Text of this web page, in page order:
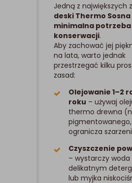
Jedną z największych
deski Thermo Sosna
minimalna potrzeba
konserwacji.
Aby zachować jej
na lata, warto jednak
przestrzegać kilku
zasad:
Olejowanie 1–2
roku – używaj
thermo drewna
ogranicza
Czyszczenie
– wystarczy woda
delikatnym
lub myjka